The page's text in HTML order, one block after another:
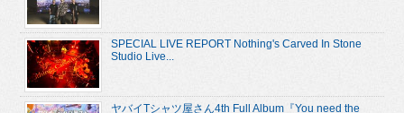
SPECIAL LIVE REPORT Nothing's Carved In Stone
Studio Live...
ヤバイTシャツ屋さん4th Full Album『You need the